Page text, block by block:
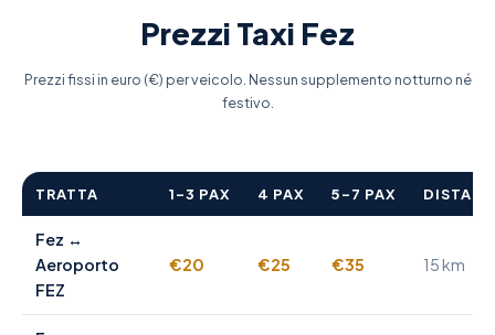
Prezzi Taxi Fez
Prezzi fissi in euro (€) per veicolo. Nessun supplemento notturno né
festivo.
TRATTA 1–3 PAX 4 PAX 5–7 PAX
Fez ↔
Aeroporto
FEZ
€20 €25 €35 15 km